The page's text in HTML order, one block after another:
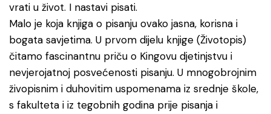
vrati u život. I nastavi pisati.
Malo je koja knjiga o pisanju ovako jasna, korisna i
bogata savjetima. U prvom dijelu knjige (Životopis)
čitamo fascinantnu priču o Kingovu djetinjstvu i
nevjerojatnoj posvećenosti pisanju. U mnogobrojnim
živopisnim i duhovitim uspomenama iz srednje škole,
s fakulteta i iz tegobnih godina prije pisanja i